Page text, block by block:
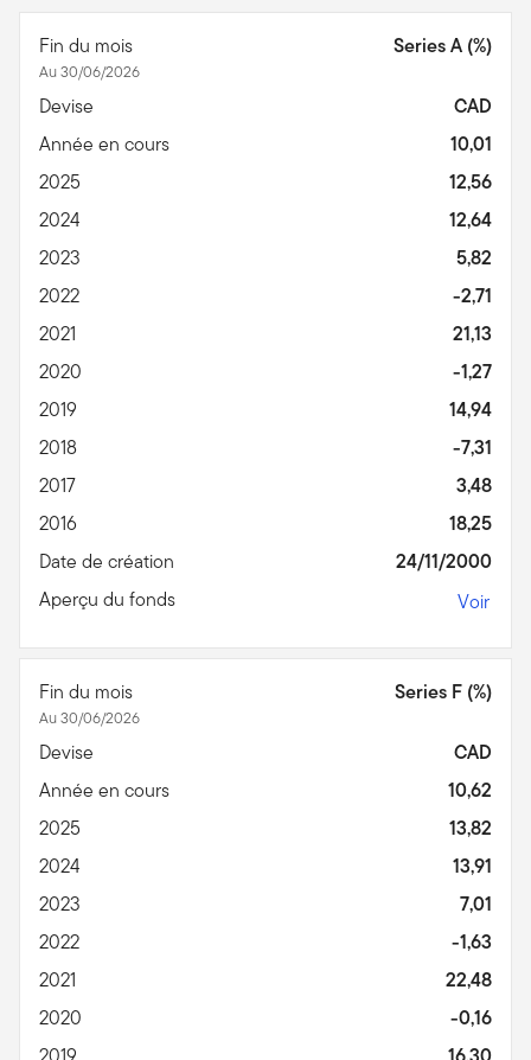
Fin du mois
Au 30/06/2026
Series A (%)
Devise
CAD
Année en cours
10,01
2025
12,56
2024
12,64
2023
5,82
2022
-2,71
2021
21,13
2020
-1,27
2019
14,94
2018
-7,31
2017
3,48
2016
18,25
Date de création
24/11/2000
Aperçu du fonds
Voir
Fin du mois
Au 30/06/2026
Series F (%)
Devise
CAD
Année en cours
10,62
2025
13,82
2024
13,91
2023
7,01
2022
-1,63
2021
22,48
2020
-0,16